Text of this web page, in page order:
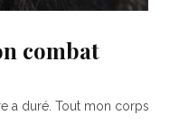
combat
a duré. Tout mon corps